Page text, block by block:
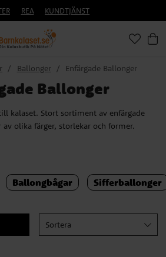
REA KUNDTJÄNST
Ballonger Enfärgade Ballonger
Ballonger
kalaset. Stort sortiment av enfärgade
olika färger, storlekar och former.
Ballongbågar Sifferballonger
Sortera